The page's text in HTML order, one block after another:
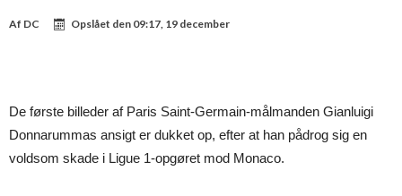
Af DC Opslået den 09:17, 19 december
De første billeder af Paris Saint-Germain-målmanden Gianluigi
Donnarummas ansigt er dukket op, efter at han pådrog sig en
voldsom skade i Ligue 1-opgøret mod Monaco.